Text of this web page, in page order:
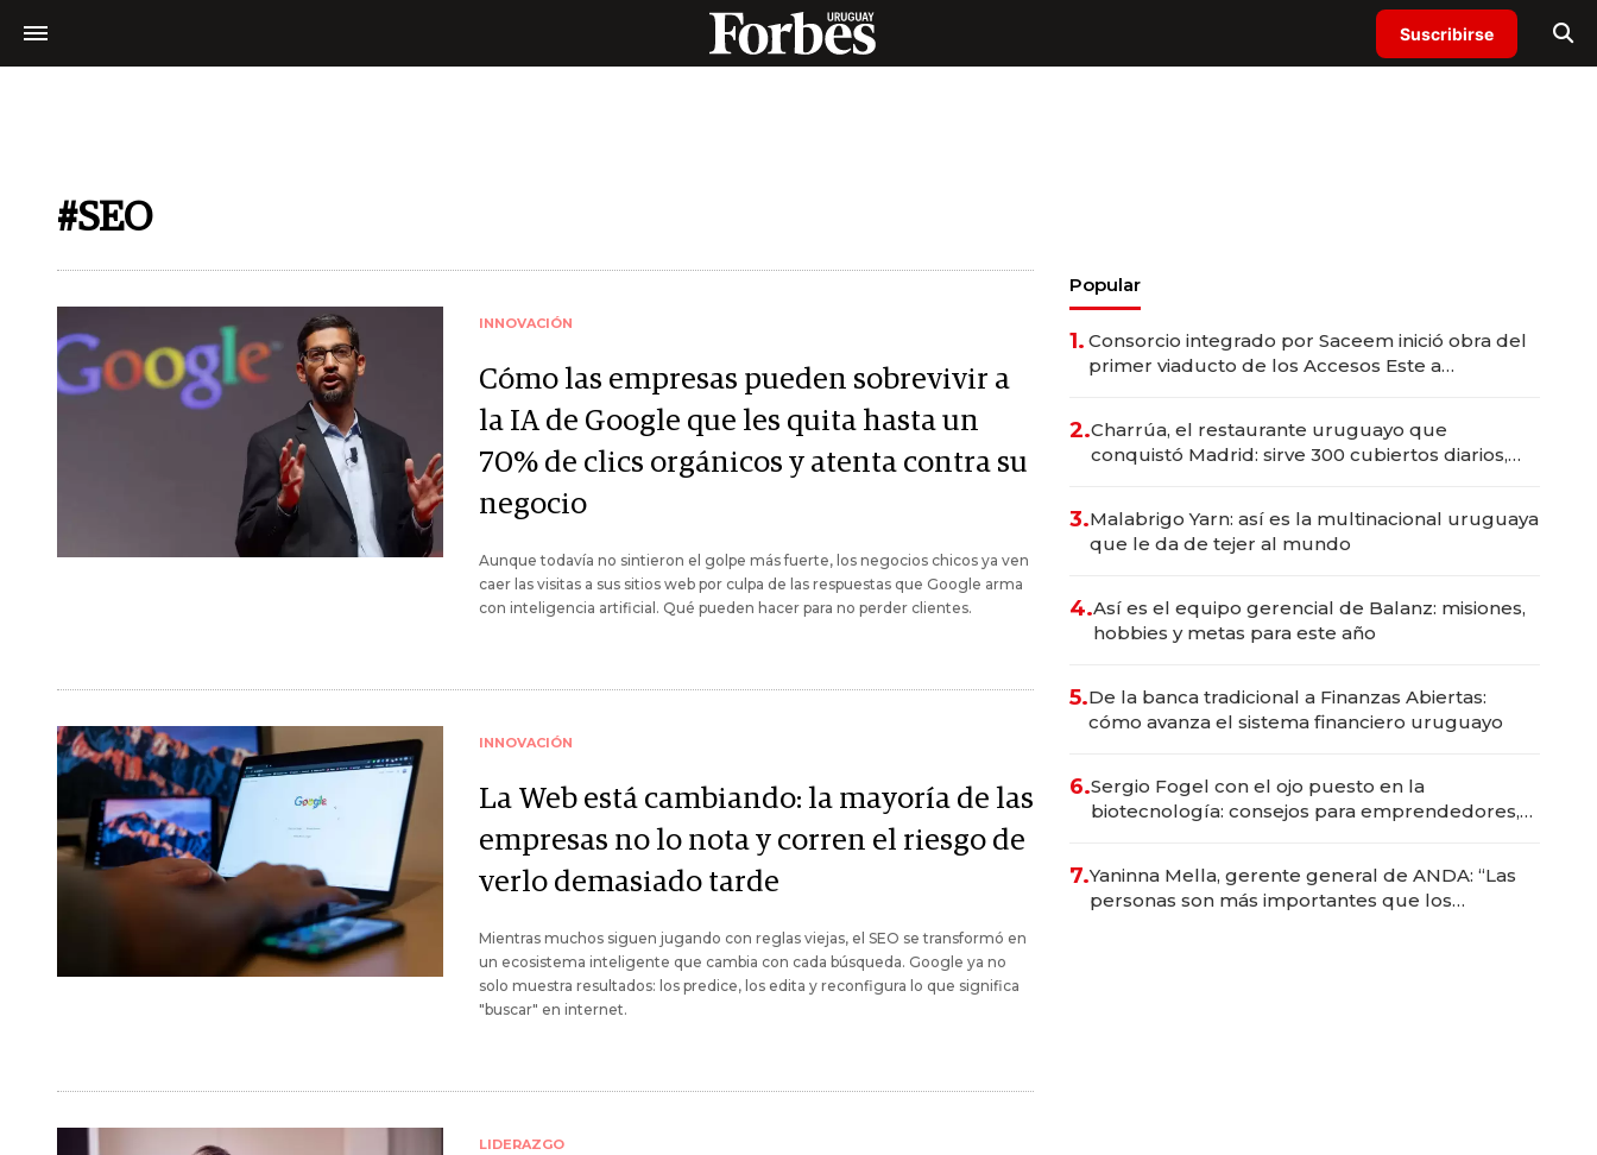
Suscribirse
#SEO
INNOVACIÓN
Cómo las empresas pueden sobrevivir a
la IA de Google que les quita hasta un
70% de clics orgánicos y atenta contra su
negocio
Aunque todavía no sintieron el golpe más fuerte, los negocios chicos ya ven
caer las visitas a sus sitios web por culpa de las respuestas que Google arma
con inteligencia artificial. Qué pueden hacer para no perder clientes.
INNOVACIÓN
La Web está cambiando: la mayoría de las
empresas no lo nota y corren el riesgo de
verlo demasiado tarde
Mientras muchos siguen jugando con reglas viejas, el SEO se transformó en
un ecosistema inteligente que cambia con cada búsqueda. Google ya no
solo muestra resultados: los predice, los edita y reconfigura lo que significa
"buscar" en internet.
LIDERAZGO
Popular
1. Consorcio integrado por Saceem inició obra del
primer viaducto de los Accesos Este a
2.Charrúa, el restaurante uruguayo que
conquistó Madrid: sirve 300 cubiertos diarios,
3.Malabrigo Yarn: así es la multinacional uruguaya
que le da de tejer al mundo
4.Así es el equipo gerencial de Balanz: misiones,
hobbies y metas para este año
5.De la banca tradicional a Finanzas Abiertas:
cómo avanza el sistema financiero uruguayo
6.Sergio Fogel con el ojo puesto en la
biotecnología: consejos para emprendedores,
7.Yaninna Mella, gerente general de ANDA: “Las
personas son más importantes que los